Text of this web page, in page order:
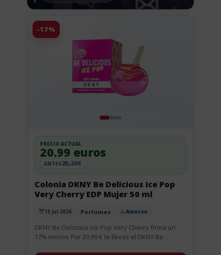
-17%
Publicado el
15 Jul 2026 Perfumes Amazon
Colonia DKNY Be Delicious Ice Pop
Very Cherry EDP Mujer 50 ml
PRECIO ACTUAL
20.99 euros
ANTES25,20€
DKNY Be Delicious Ice Pop Very Cherry firma un
17% menos Por 20,99 € te llevas el DKNY Be